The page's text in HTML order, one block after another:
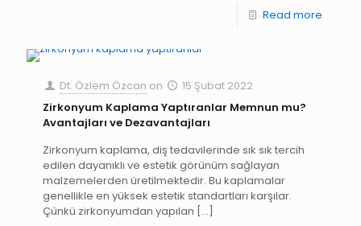
Read more
Dt. Özlem Özcan on
15 Şubat 2022
Zirkonyum Kaplama Yaptıranlar Memnun mu?
Avantajları ve Dezavantajları
Zirkonyum kaplama, diş tedavilerinde sık sık tercih
edilen dayanıklı ve estetik görünüm sağlayan
malzemelerden üretilmektedir. Bu kaplamalar
genellikle en yüksek estetik standartları karşılar.
Çünkü zirkonyumdan yapılan […]